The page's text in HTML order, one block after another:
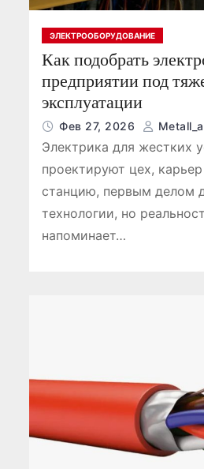
ЭЛЕКТРООБОРУДОВАНИЕ
Как подобрать
предприятии под
эксплуатации
Фев 27, 2026
Электрика для жестких
проектируют цех,
станцию, первым делом
технологии, но
напоминает…